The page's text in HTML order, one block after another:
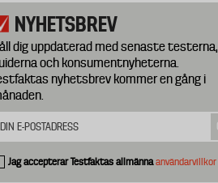
NYHETSBREV
dig uppdaterad med senaste testerna,
och konsumentnyheterna.
nyhetsbrev kommer en gång i
Jag accepterar Testfaktas allmännaanvändarvillkor